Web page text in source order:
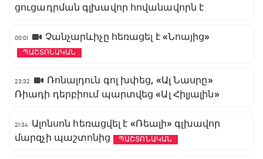
ցուցադրման գլխավոր հովանավորն է
00:01 Չանչարևիչը հեռացել է «Նոայից»
ՊԱՇՏՈՆԱԿԱՆ
23:32
Ռոնալդուն գոլ խփեց, «Ալ Նասրը»
Ռիադի դերբիում պարտվեց «Ալ Հիլյալին»
21:34 Ալոնսոն հեռացվել է «Ռեալի» գլխավոր
մարզչի պաշտոնից
ՊԱՇՏՈՆԱԿԱՆ